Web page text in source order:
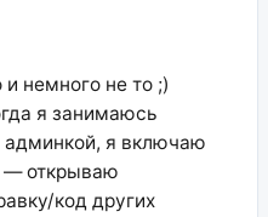
и немного не то ;)
я занимаюсь
админкой, я включаю
— открываю
код других